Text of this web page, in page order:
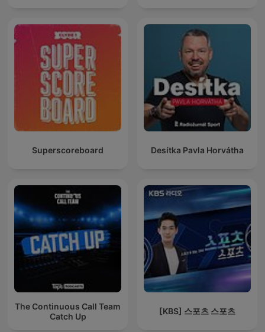
Superscoreboard Desítka Pavla Horvátha
The Continuous Call Team
Catch Up
[KBS] 스포츠 스포츠